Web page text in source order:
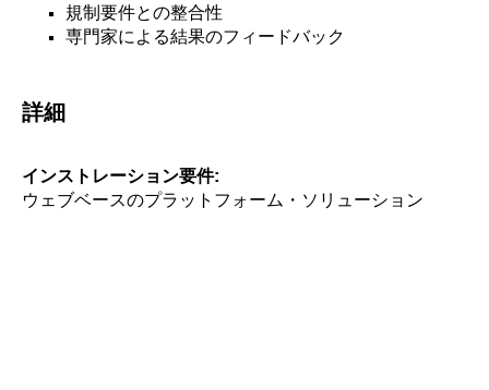
規制要件との整合性
専門家による結果のフィードバック
詳細
インストレーション要件
ウェブベースのプラットフォーム・ソリューション